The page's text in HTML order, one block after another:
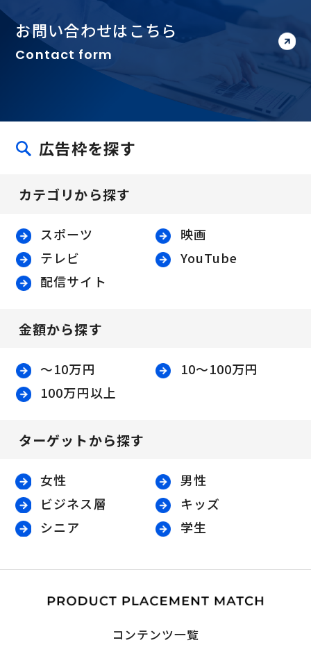
お問い合わせはこちら
Contact form
広告枠を探す
カテゴリから探す
スポーツ
映画
テレビ
YouTube
配信サイト
金額から探す
〜10万円
10〜100万円
100万円以上
ターゲットから探す
女性
男性
ビジネス層
キッズ
シニア
学生
コンテンツ一覧